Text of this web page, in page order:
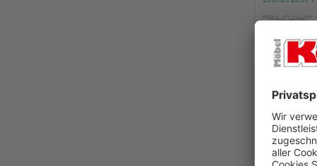
79,90€